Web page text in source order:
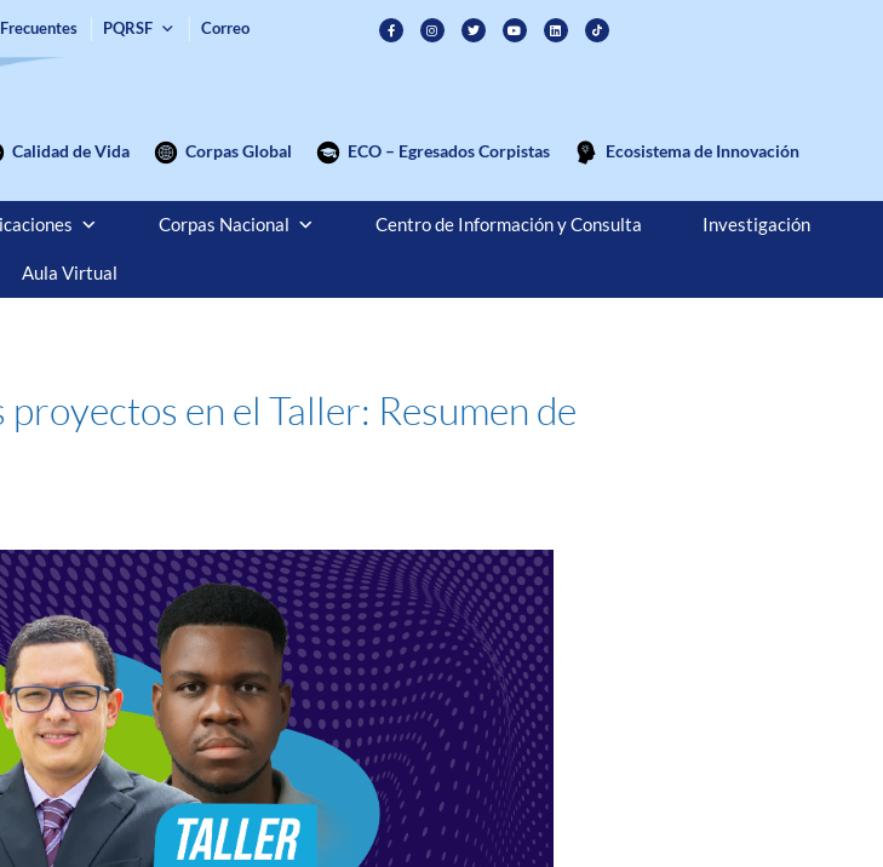
PQRSF Correo
Calidad de Vida Corpas Global ECO – Egresados Corpistas Ecosistema de Innovación
Corpas Nacional Centro de Información y Consulta Investigación
Aula Virtual
en el Taller: Resumen de